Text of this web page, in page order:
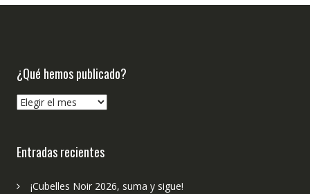
¿Qué hemos publicado?
¿Qué
Entradas recientes
¡Cubelles Noir 2026, suma y sigue!